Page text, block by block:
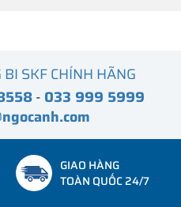
SKF CHÍNH HÃNG
- 033 999 5999
GIAO HÀNG
TOÀN QUỐC 24/7